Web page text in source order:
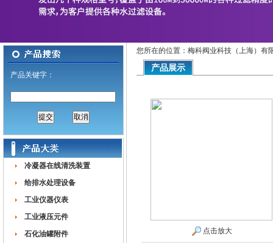
产品关键字：
冷凝器在线清洗装置
给排水处理设备
工业仪器仪表
工业液压元件
石化油罐附件
您所在的位置：梅科阀业科技（上海）有
产品展示
点击放大